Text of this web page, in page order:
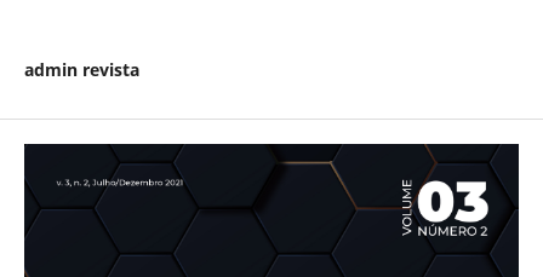
admin revista